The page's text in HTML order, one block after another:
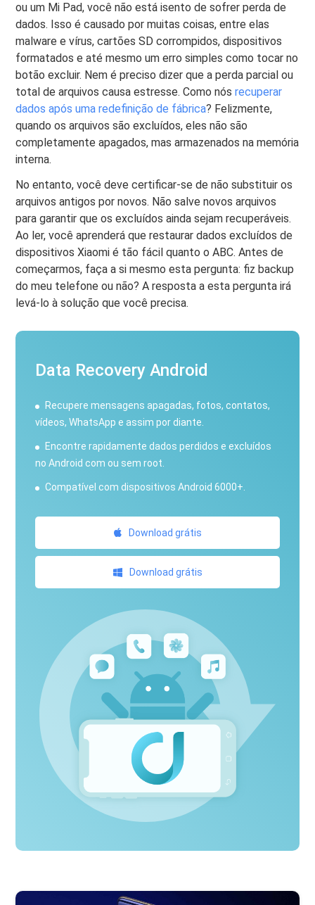
ou um Mi Pad, você não está isento de sofrer perda de
dados. Isso é causado por muitas coisas, entre elas
malware e vírus, cartões SD corrompidos, dispositivos
formatados e até mesmo um erro simples como tocar no
botão excluir. Nem é preciso dizer que a perda parcial ou
total de arquivos causa estresse. Como nósrecuperar
dados após uma redefinição de fábrica? Felizmente,
quando os arquivos são excluídos, eles não são
completamente apagados, mas armazenados na memória
interna.
No entanto, você deve certificar-se de não substituir os
arquivos antigos por novos. Não salve novos arquivos
para garantir que os excluídos ainda sejam recuperáveis.
Ao ler, você aprenderá que restaurar dados excluídos de
dispositivos Xiaomi é tão fácil quanto o ABC. Antes de
começarmos, faça a si mesmo esta pergunta: fiz backup
do meu telefone ou não? A resposta a esta pergunta irá
levá-lo à solução que você precisa.
Data Recovery Android
Recupere mensagens apagadas, fotos, contatos,
vídeos, WhatsApp e assim por diante.
Encontre rapidamente dados perdidos e excluídos
no Android com ou sem root.
Compatível com dispositivos Android 6000+.
Download grátis
Download grátis